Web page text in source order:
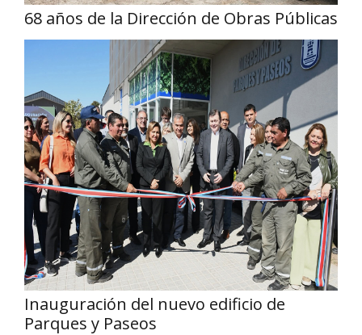
68 años de la Dirección de Obras Públicas
Inauguración del nuevo edificio de
Parques y Paseos